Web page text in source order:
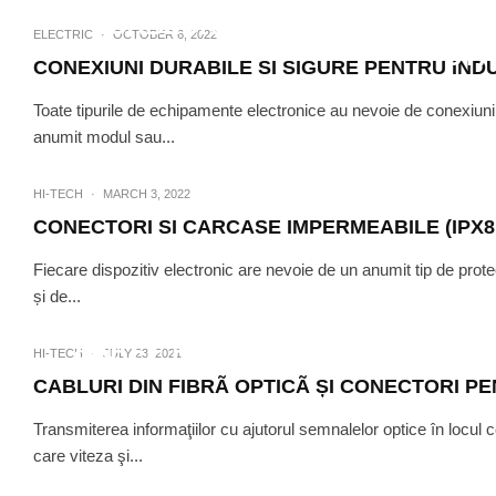
CABLURI, CONECTORI SI
ELECTRIC · OCTOBER 6, 2022
CONEXIUNI DURABILE SI SIGURE PENTRU
Toate tipurile de echipamente electronice au nevoie de
anumit modul sau...
HI-TECH · MARCH 3, 2022
CONECTORI SI CARCASE IMPERMEABILE
Fiecare dispozitiv electronic are nevoie de un anumit tip de
și de...
SURSE DE ALIMENTARE CU
HI-TECH · JULY 23, 2021
CABLURI DIN FIBRÃ OPTICÃ ȘI CONECTORI
Transmiterea informaţiilor cu ajutorul semnalelor optice în locul
care viteza şi...